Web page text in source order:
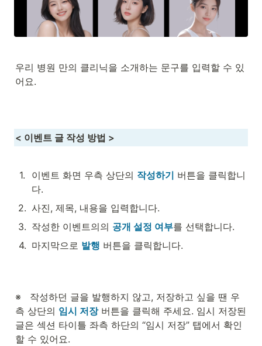
우리 병원 만의 클리닉을 소개하는 문구를 입력할 수 있
어요.
< 이벤트 글 작성 방법 >
1. 이벤트 화면 우측 상단의 작성하기 버튼을 클릭합니
다.
2. 사진, 제목, 내용을 입력합니다.
3. 작성한 이벤트의의 공개 설정 여부를 선택합니다.
4. 마지막으로 발행 버튼을 클릭합니다.
※   작성하던 글을 발행하지 않고, 저장하고 싶을 땐 우
측 상단의 임시 저장 버튼을 클릭해 주세요. 임시 저장된
글은 섹션 타이틀 좌측 하단의 “임시 저장” 탭에서 확인
할 수 있어요.